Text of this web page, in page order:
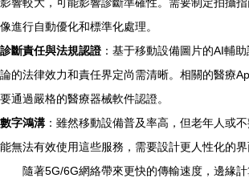
像進行自動優化和標準化處理。
診斷責任與法規認證：基于移動設備圖片的AI輔
論的法律效力和責任界定尚需清晰。相關的醫療
要通過嚴格的醫療器械軟件認證。
數字鴻溝 ：雖然移動設備普及率高，但老年人或
能無法有效使用這些服務，需要設計更人性化的界
隨著5G/6G網絡帶來更快的傳輸速度，邊緣計